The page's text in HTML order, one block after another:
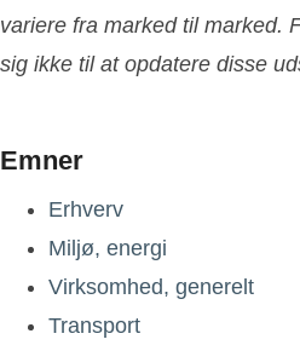
variere fra marked til marked.
sig ikke til at opdatere disse
Emner
Erhverv
Miljø, energi
Virksomhed, generelt
Transport